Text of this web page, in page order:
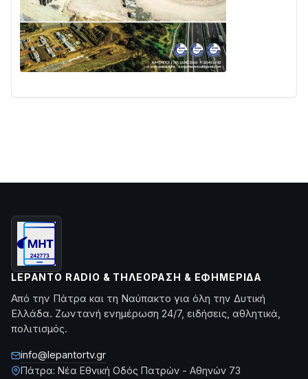
LEPANTO RADIO & ΤΗΛΕΌΡΑΣΗ & ΕΦΗΜΕΡΊΔΑ
Από την Πάτρα και τη Ναύπακτο για όλη την Δυτική
Ελλάδα. Ζωντανή ενημέρωση 24/7, ειδήσεις, αθλητικά,
πολιτισμός.
info@lepantortv.gr
Πάτρα: Νέα Εθνική Οδός Πατρών - Αθηνών 73